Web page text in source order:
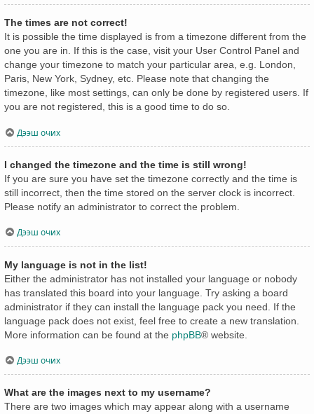
The times are not correct!
It is possible the time displayed is from a timezone different from the
one you are in. If this is the case, visit your User Control Panel and
change your timezone to match your particular area, e.g. London,
Paris, New York, Sydney, etc. Please note that changing the
timezone, like most settings, can only be done by registered users. If
you are not registered, this is a good time to do so.
Дээш очих
I changed the timezone and the time is still wrong!
If you are sure you have set the timezone correctly and the time is
still incorrect, then the time stored on the server clock is incorrect.
Please notify an administrator to correct the problem.
Дээш очих
My language is not in the list!
Either the administrator has not installed your language or nobody
has translated this board into your language. Try asking a board
administrator if they can install the language pack you need. If the
language pack does not exist, feel free to create a new translation.
More information can be found at the phpBB® website.
Дээш очих
What are the images next to my username?
There are two images which may appear along with a username